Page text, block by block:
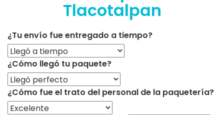
Tlacotalpan
¿Tu envío fue entregado a tiempo?
¿Cómo llegó tu paquete?
¿Cómo fue el trato del personal de la paquetería?